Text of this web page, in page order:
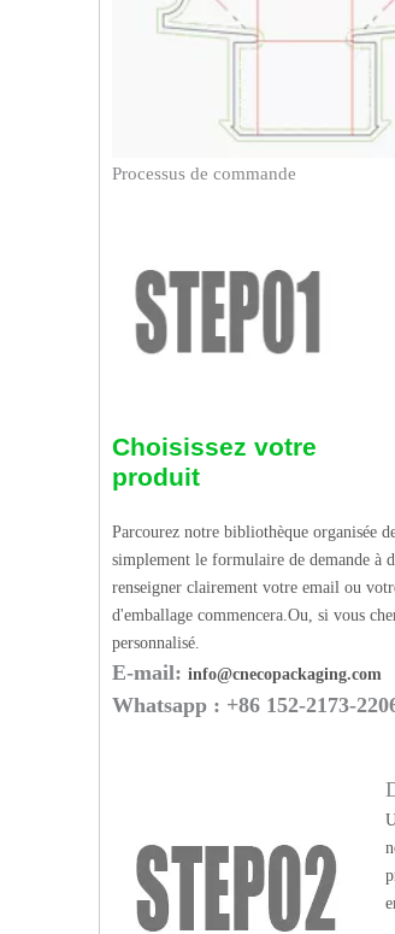
Processus de commande
Choisissez votre
produit
Parcourez notre bibliothèque organisée
simplement le formulaire de demande à
renseigner clairement votre email ou
d'emballage commencera.Ou, si vous
personnalisé.
E-mail: info@cnecopackaging.com
Whatsapp : +86 152-2173-